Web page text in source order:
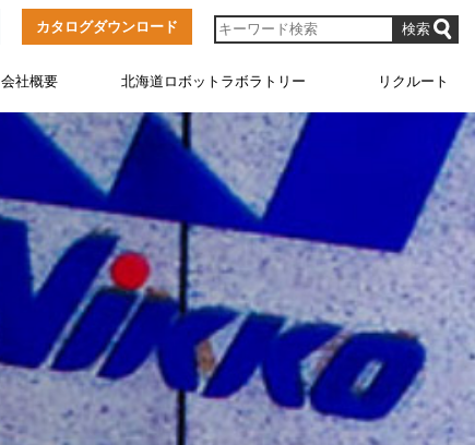
カタログダウンロード
会社概要 北海道ロボットラボラトリー リクルート